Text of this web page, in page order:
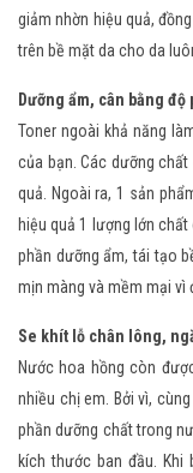
giảm nhờn hiệu quả,
trên bề mặt da cho da
Dưỡng ẩm, cân bằng độ
Toner ngoài khả năng
của bạn. Các dưỡng
quả. Ngoài ra, 1 sản
hiệu quả 1 lượng lớn
phần dưỡng ẩm, tái tạo
mịn màng và mềm mại vì
Se khít lỗ chân lông,
Nước hoa hồng còn
nhiều chị em. Bởi vì,
phần dưỡng chất trong
kích thước ban đầu.